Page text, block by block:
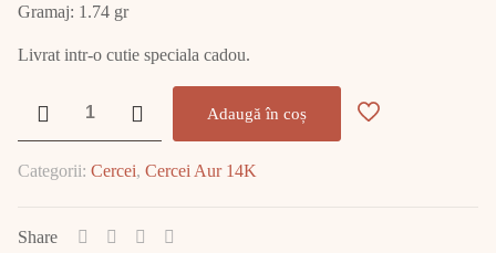
Gramaj: 1.74 gr
Livrat intr-o cutie speciala cadou.
Cercei
1.74
E2107
Adaugă în coș
Categorii: Cercei, Cercei Aur 14K
Share